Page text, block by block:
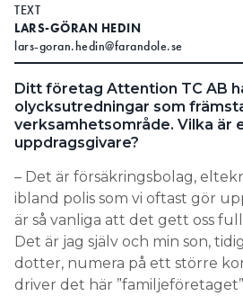
TEXT
LARS-GÖRAN HEDIN
lars-goran.hedin@farandole.se
Ditt företag Attention TC AB
olycksutredningar som
verksamhetsområde. Vilka är
uppdragsgivare?
– Det är försäkringsbolag,
ibland polis som vi oftast gör
är så vanliga att det gett oss
Det är jag själv och min son,
dotter, numera på ett större
driver det här